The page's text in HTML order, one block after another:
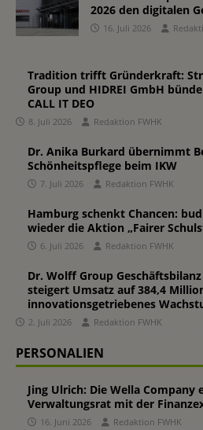
2026 den digitalen
16. Juli 2026
Tradition trifft Gründerkraft:
Group und HIDREI GmbH
CALL IT DEO
8. Juli 2026 Redaktion FWHK
Dr. Anika Burkard übernimmt
Schönheitspflege beim IKW
7. Juli 2026 Redaktion FWHK
Hamburg schenkt Chancen:
wieder die Aktion „Fairer
6. Juli 2026 Redaktion FWHK
Dr. Wolff Group
steigert Umsatz auf 384,4
innovationsgetriebenes
2. Juli 2026 Redaktion FWHK
PERSONALIEN
Jing Ulrich: Die Wella Company
Verwaltungsrat mit der
16. Juni 2026 Redaktion FWHK